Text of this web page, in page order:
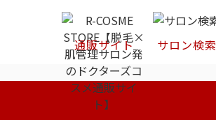
通販サイト サロン検索